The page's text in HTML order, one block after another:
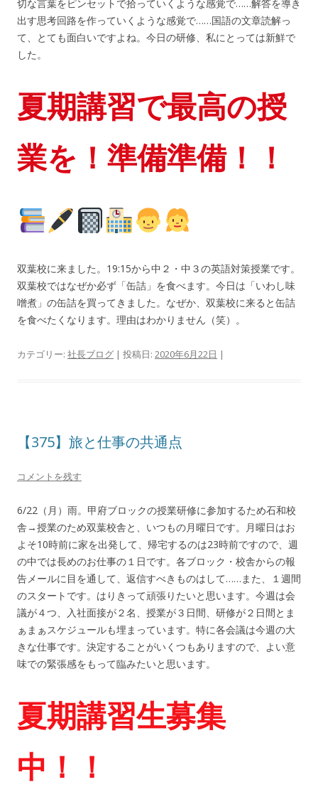
切な言葉をピンセットで拾っていくような感覚で……解答を導き
出す思考回路を作っていくような感覚で……国語の文章読解っ
て、とても面白いですよね。今日の研修、私にとっては新鮮で
した。
夏期講習で最高の授
業を！準備準備！！
双葉校に来ました。19:15から中２・中３の英語対策授業です。
双葉校ではなぜか必ず「缶詰」を食べます。今日は「いわし味
噌煮」の缶詰を買ってきました。なぜか、双葉校に来ると缶詰
を食べたくなります。理由はわかりません（笑）。
カテゴリー: 社長ブログ | 投稿日: 2020年6月22日 |
【375】旅と仕事の共通点
コメントを残す
6/22（月）雨。甲府ブロックの授業研修に参加するため石和校
舎→授業のため双葉校舎と、いつもの月曜日です。月曜日はお
よそ10時前に家を出発して、帰宅するのは23時前ですので、週
の中では長めのお仕事の１日です。各ブロック・校舎からの報
告メールに目を通して、返信すべきものはして……また、１週間
のスタートです。はりきって頑張りたいと思います。今週は会
議が４つ、入社面接が２名、授業が３日間、研修が２日間とま
ぁまぁスケジュールも埋まっています。特に各会議は今週の大
きな仕事です。決定することがいくつもありますので、よい意
味での緊張感をもって臨みたいと思います。
夏期講習生募集
中！！